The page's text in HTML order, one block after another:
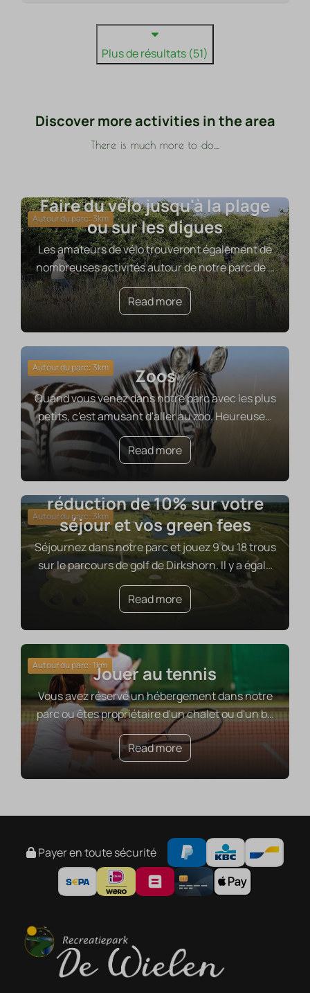
Plus de résultats (51)
Discover more activities in the area
There is much more to do....
Autour du parc: 3km
Faire du vélo jusqu'à la plage
ou sur les digues
Les amateurs de vélo trouveront également de
nombreuses activités autour de notre parc de…
Read more
Autour du parc: 3km Zoos
Quand vous venez dans notre parc avec les plus
petits, c'est amusant d'aller au zoo. Heureuse…
Read more
Autour du parc: 3km
Jouez au golf avec une
réduction de 10% sur votre
séjour et vos green fees
Séjournez dans notre parc et jouez 9 ou 18 trous
sur le parcours de golf de Dirkshorn. Il y a égal…
Read more
Autour du parc: 1kmJouer au tennis
Vous avez réservé un hébergement dans notre
parc ou êtes propriétaire d'un chalet ou d'un b…
Read more
Payer en toute sécurité